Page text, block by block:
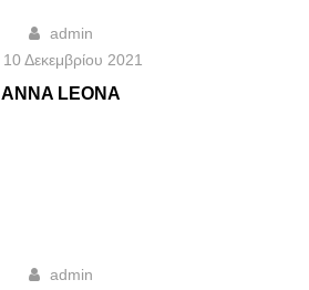
admin
10 Δεκεμβρίου 2021
ANNA LEONA
admin